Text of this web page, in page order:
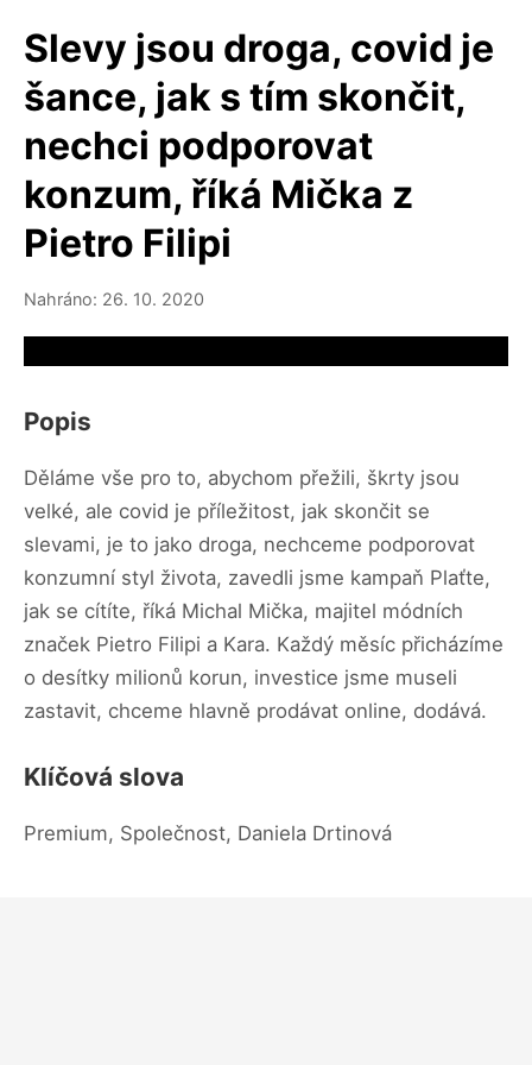
Slevy jsou droga, covid je
šance, jak s tím skončit,
nechci podporovat
konzum, říká Mička z
Pietro Filipi
Nahráno: 26. 10. 2020
Popis
Děláme vše pro to, abychom přežili, škrty jsou
velké, ale covid je příležitost, jak skončit se
slevami, je to jako droga, nechceme podporovat
konzumní styl života, zavedli jsme kampaň Plaťte,
jak se cítíte, říká Michal Mička, majitel módních
značek Pietro Filipi a Kara. Každý měsíc přicházíme
o desítky milionů korun, investice jsme museli
zastavit, chceme hlavně prodávat online, dodává.
Klíčová slova
Premium, Společnost, Daniela Drtinová